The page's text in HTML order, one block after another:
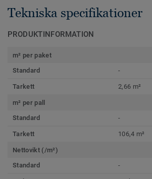
Tekniska specifikationer
PRODUKTINFORMATION
m² per paket
Standard
-
Tarkett 2,66 m²
m² per pall
Standard
-
Tarkett 106,4 m²
Nettovikt (/m²)
Standard
-